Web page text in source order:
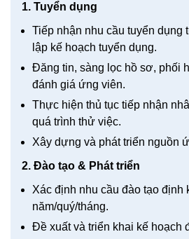
1. Tuyển dụng
Tiếp nhận nhu cầu tuyển dụng
lập kế hoạch tuyển dụng.
Đăng tin, sàng lọc hồ sơ, phối
đánh giá ứng viên.
Thực hiện thủ tục tiếp nhận
quá trình thử việc.
Xây dựng và phát triển nguồn
2. Đào tạo & Phát triển
Xác định nhu cầu đào tạo định
năm/quý/tháng.
Đề xuất và triển khai kế hoạch